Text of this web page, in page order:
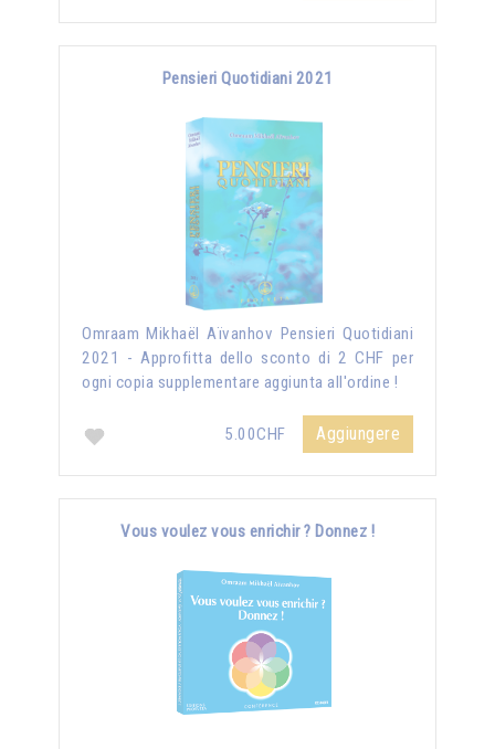
Pensieri Quotidiani 2021
Omraam Mikhaël Aïvanhov Pensieri Quotidiani
2021 - Approfitta dello sconto di 2 CHF per
ogni copia supplementare aggiunta all'ordine !
5.00CHF Aggiungere
Vous voulez vous enrichir ? Donnez !